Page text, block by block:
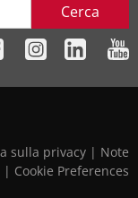
Cerca
sulla privacy | Note
| Cookie Preferences